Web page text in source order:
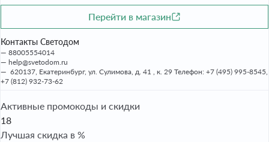
Перейти в магазин
Контакты Светодом
88005554014
help@svetodom.ru
620137, Екатеринбург, ул. Сулимова, д. 41 , к. 29 Телефон: +7 (495) 995-8545,
+7 (812) 932-73-62
Активные промокоды и скидки
18
Лучшая скидка в %